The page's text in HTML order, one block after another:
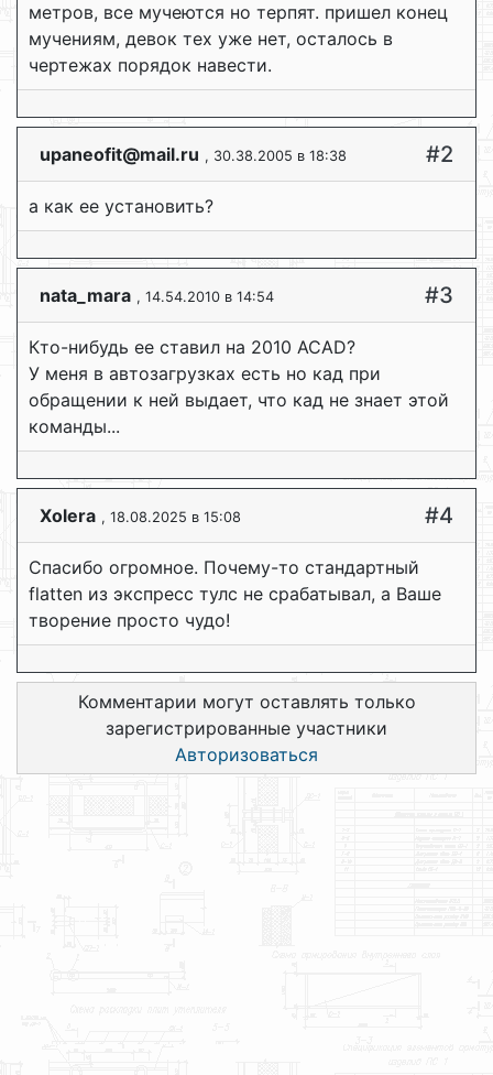
метров, все мучеются но терпят. пришел конец
мучениям, девок тех уже нет, осталось в
чертежах порядок навести.
upaneofit@mail.ru , 30.38.2005 в 18:38 #2
а как ее установить?
nata_mara , 14.54.2010 в 14:54 #3
Кто-нибудь ее ставил на 2010 ACAD?
У меня в автозагрузках есть но кад при
обращении к ней выдает, что кад не знает этой
команды...
Xolera , 18.08.2025 в 15:08 #4
Спасибо огромное. Почему-то стандартный
flatten из экспресс тулс не срабатывал, а Ваше
творение просто чудо!
Комментарии могут оставлять только
зарегистрированные участники
Авторизоваться